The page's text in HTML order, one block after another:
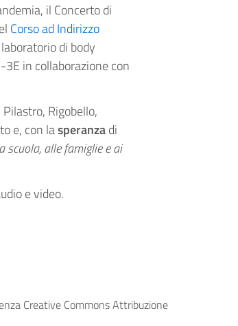
il Concerto di
Corso ad Indirizzo
di body
in collaborazione con
Rigobello,
e, con lasperanzadi
scuola, alle famiglie e ai
e video.
Creative Commons Attribuzione